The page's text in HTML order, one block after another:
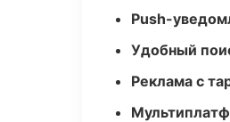
Push-
Удобный
Реклама с